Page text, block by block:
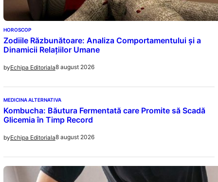
HOROSCOP
Zodiile Răzbunătoare: Analiza Comportamentului și a
Dinamicii Relațiilor Umane
byEchipa Editoriala8 august 2026
MEDICINA ALTERNATIVA
Kombucha: Băutura Fermentată care Promite să Scadă
Glicemia în Timp Record
byEchipa Editoriala8 august 2026